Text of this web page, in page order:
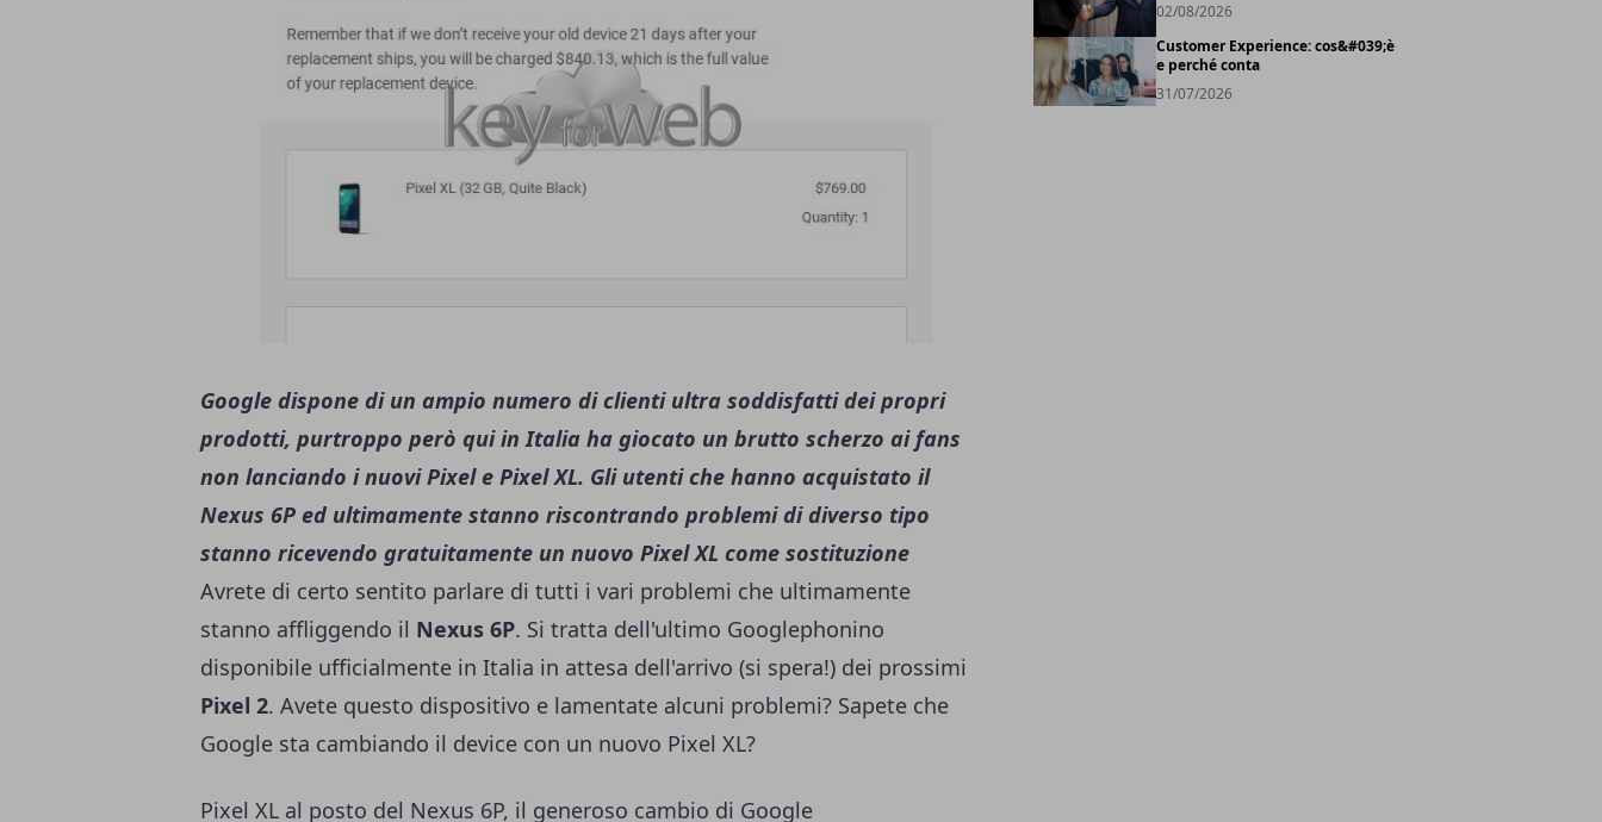
Google dispone di un ampio numero di clienti ultra soddisfatti dei propri
prodotti, purtroppo però qui in Italia ha giocato un brutto scherzo ai fans
non lanciando i nuovi Pixel e Pixel XL. Gli utenti che hanno acquistato il
Nexus 6P ed ultimamente stanno riscontrando problemi di diverso tipo
stanno ricevendo gratuitamente un nuovo Pixel XL come sostituzione
Avrete di certo sentito parlare di tutti i vari problemi che ultimamente
stanno affliggendo il Nexus 6P. Si tratta dell'ultimo Googlephonino
disponibile ufficialmente in Italia in attesa dell'arrivo (si spera!) dei prossimi
Pixel 2. Avete questo dispositivo e lamentate alcuni problemi? Sapete che
Google sta cambiando il device con un nuovo Pixel XL?
Pixel XL al posto del Nexus 6P, il generoso cambio di Google
02/08/2026
Customer Experience: cos&#039;è
e perché conta
31/07/2026